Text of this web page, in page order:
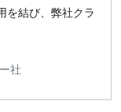
を結び、弊社クラ
社